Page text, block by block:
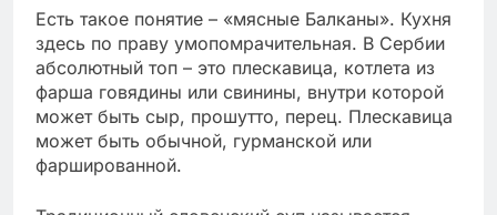
Есть такое понятие – «мясные Балканы». Кухня
здесь по праву умопомрачительная. В Сербии
абсолютный топ – это плескавица, котлета из
фарша говядины или свинины, внутри которой
может быть сыр, прошутто, перец. Плескавица
может быть обычной, гурманской или
фаршированной.